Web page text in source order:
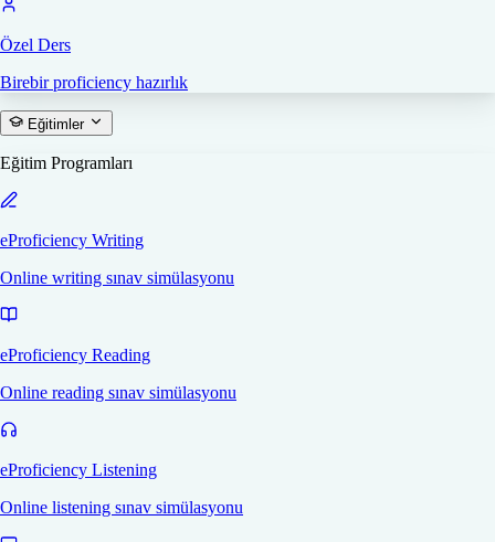
Özel Ders
Birebir proficiency hazırlık
Eğitimler
Eğitim Programları
eProficiency Writing
Online writing sınav simülasyonu
eProficiency Reading
Online reading sınav simülasyonu
eProficiency Listening
Online listening sınav simülasyonu